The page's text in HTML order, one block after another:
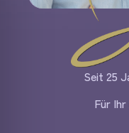
Seit 25
Für